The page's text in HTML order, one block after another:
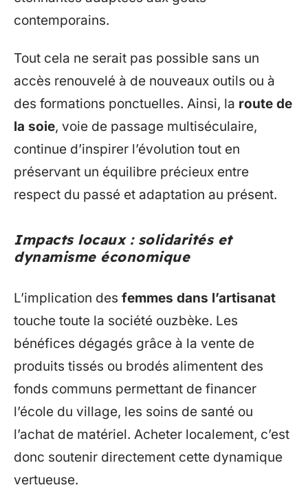
contemporains.
Tout cela ne serait pas possible sans un
accès renouvelé à de nouveaux outils ou à
des formations ponctuelles. Ainsi, la route de
la soie, voie de passage multiséculaire,
continue d’inspirer l’évolution tout en
préservant un équilibre précieux entre
respect du passé et adaptation au présent.
Impacts locaux : solidarités et
dynamisme économique
L’implication des femmes dans l’artisanat
touche toute la société ouzbèke. Les
bénéfices dégagés grâce à la vente de
produits tissés ou brodés alimentent des
fonds communs permettant de financer
l’école du village, les soins de santé ou
l’achat de matériel. Acheter localement, c’est
donc soutenir directement cette dynamique
vertueuse.